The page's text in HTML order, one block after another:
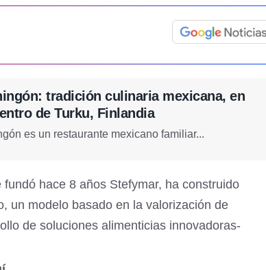
tradición culinaria mexicana, en
de Turku, Finlandia
es un restaurante mexicano familiar...
fundó hace 8 años Stefymar, ha construido
un modelo basado en la valorización de
de soluciones alimenticias innovadoras-